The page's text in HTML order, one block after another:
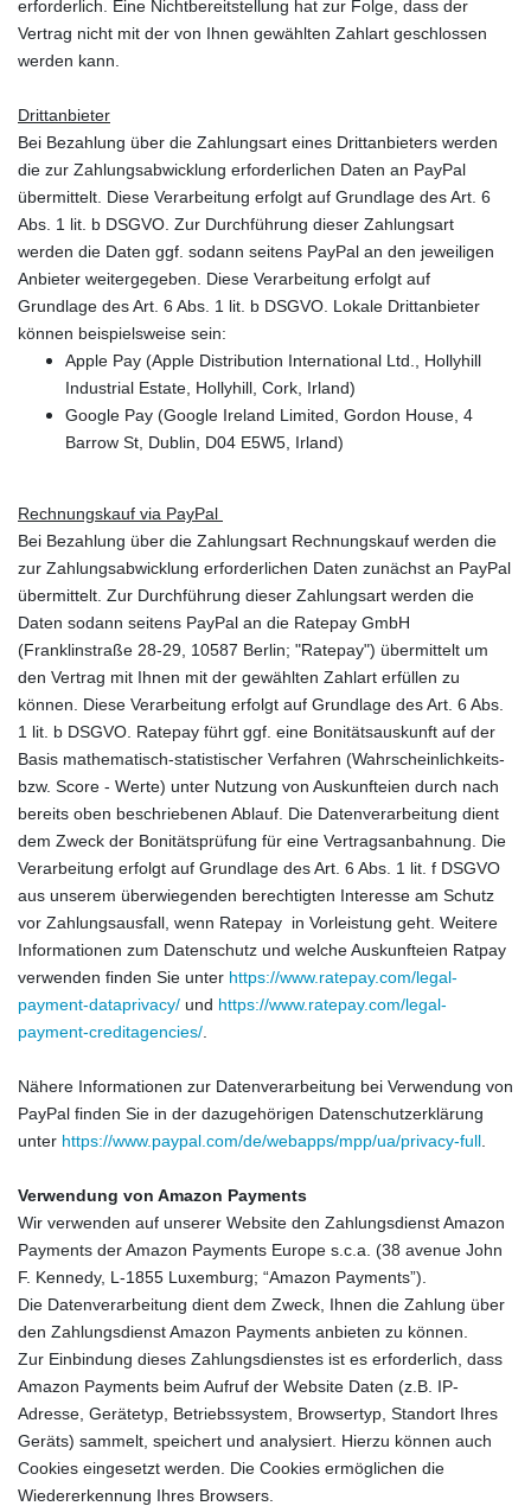
erforderlich. Eine Nichtbereitstellung hat zur Folge, dass der
Vertrag nicht mit der von Ihnen gewählten Zahlart geschlossen
werden kann.
Drittanbieter
Bei Bezahlung über die Zahlungsart eines Drittanbieters werden
die zur Zahlungsabwicklung erforderlichen Daten an PayPal
übermittelt. Diese Verarbeitung erfolgt auf Grundlage des Art. 6
Abs. 1 lit. b DSGVO. Zur Durchführung dieser Zahlungsart
werden die Daten ggf. sodann seitens PayPal an den jeweiligen
Anbieter weitergegeben. Diese Verarbeitung erfolgt auf
Grundlage des Art. 6 Abs. 1 lit. b DSGVO. Lokale Drittanbieter
können beispielsweise sein:
Apple Pay (Apple Distribution International Ltd., Hollyhill
Industrial Estate, Hollyhill, Cork, Irland)
Google Pay (Google Ireland Limited, Gordon House, 4
Barrow St, Dublin, D04 E5W5, Irland)
Rechnungskauf via PayPal
Bei Bezahlung über die Zahlungsart Rechnungskauf werden die
zur Zahlungsabwicklung erforderlichen Daten zunächst an PayPal
übermittelt. Zur Durchführung dieser Zahlungsart werden die
Daten sodann seitens PayPal an die Ratepay GmbH
(Franklinstraße 28-29, 10587 Berlin; "Ratepay") übermittelt um
den Vertrag mit Ihnen mit der gewählten Zahlart erfüllen zu
können. Diese Verarbeitung erfolgt auf Grundlage des Art. 6 Abs.
1 lit. b DSGVO. Ratepay führt ggf. eine Bonitätsauskunft auf der
Basis mathematisch-statistischer Verfahren (Wahrscheinlichkeits-
bzw. Score - Werte) unter Nutzung von Auskunfteien durch nach
bereits oben beschriebenen Ablauf. Die Datenverarbeitung dient
dem Zweck der Bonitätsprüfung für eine Vertragsanbahnung. Die
Verarbeitung erfolgt auf Grundlage des Art. 6 Abs. 1 lit. f DSGVO
aus unserem überwiegenden berechtigten Interesse am Schutz
vor Zahlungsausfall, wenn Ratepay in Vorleistung geht. Weitere
Informationen zum Datenschutz und welche Auskunfteien Ratpay
verwenden finden Sie unter https://www.ratepay.com/legal-
payment-dataprivacy/ und https://www.ratepay.com/legal-
payment-creditagencies/
Nähere Informationen zur Datenverarbeitung bei Verwendung von
PayPal finden Sie in der dazugehörigen Datenschutzerklärung
unter https://www.paypal.com/de/webapps/mpp/ua/privacy-full
Verwendung von Amazon Payments
Wir verwenden auf unserer Website den Zahlungsdienst Amazon
Payments der Amazon Payments Europe s.c.a. (38 avenue John
F. Kennedy, L-1855 Luxemburg; “Amazon Payments”).
Die Datenverarbeitung dient dem Zweck, Ihnen die Zahlung über
den Zahlungsdienst Amazon Payments anbieten zu können.
Zur Einbindung dieses Zahlungsdienstes ist es erforderlich, dass
Amazon Payments beim Aufruf der Website Daten (z.B. IP-
Adresse, Gerätetyp, Betriebssystem, Browsertyp, Standort Ihres
Geräts) sammelt, speichert und analysiert. Hierzu können auch
Cookies eingesetzt werden. Die Cookies ermöglichen die
Wiedererkennung Ihres Browsers.